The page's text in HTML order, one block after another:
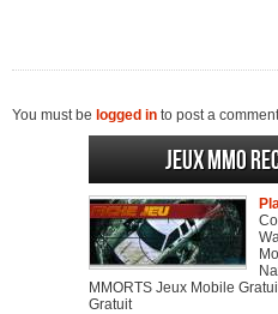
You must be logged in to post a
Jeux MMO
MMORTS Jeux Mobile
Gratuit